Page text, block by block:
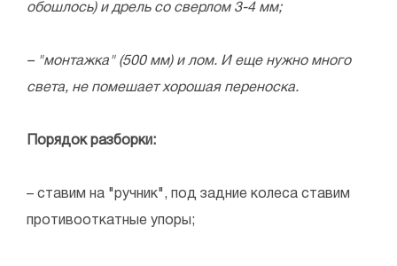
обошлось) и дрель со сверлом 3-4 мм;
– "монтажка" (500 мм) и лом. И еще нужно много
света, не помешает хорошая переноска.
Порядок разборки:
– ставим на "ручник", под задние колеса ставим
противооткатные упоры;